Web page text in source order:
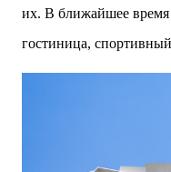
их. В ближайшее
гостиница,